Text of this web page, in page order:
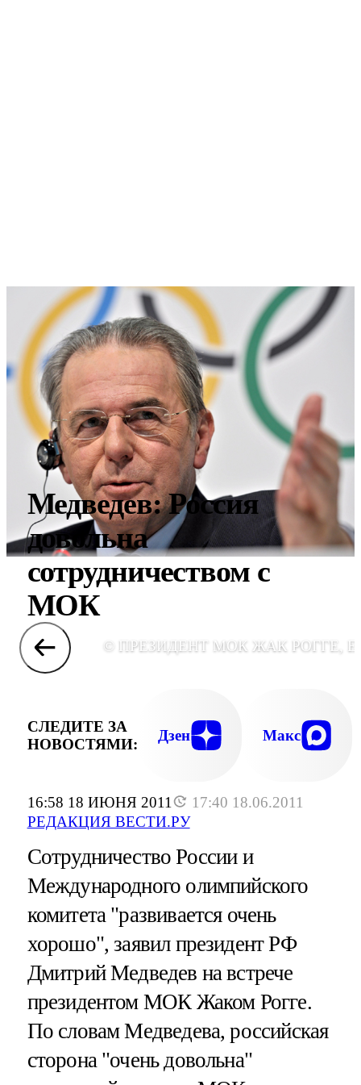
16:58 18 ИЮНЯ 2011
17:40 18.06.2011
РЕДАКЦИЯ ВЕСТИ.РУ
Медведев: Россия
довольна
сотрудничеством с
МОК
© ПРЕЗИДЕНТ МОК ЖАК РОГГЕ,
СЛЕДИТЕ ЗА
НОВОСТЯМИ:
Дзен Макс
Сотрудничество России и
Международного олимпийского
комитета "развивается очень
хорошо", заявил президент РФ
Дмитрий Медведев на встрече
президентом МОК Жаком Рогге.
По словам Медведева, российская
сторона "очень довольна"